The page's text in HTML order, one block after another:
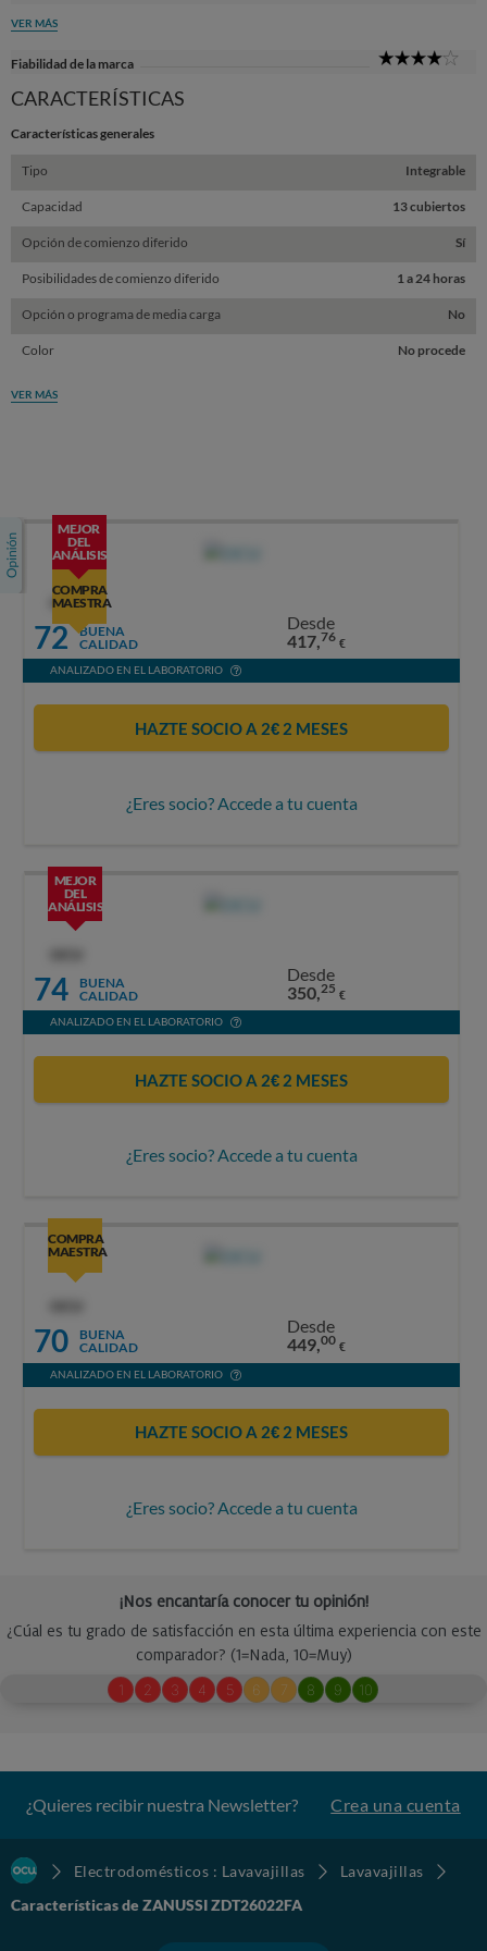
VER MÁS
Fiabilidad de la marca
CARACTERÍSTICAS
Características generales
Tipo Integrable
Capacidad 13 cubiertos
Opción de comienzo diferido Sí
Posibilidades de comienzo diferido 1 a 24 horas
Opción o programa de media carga No
Color No procede
VER MÁS
MEJOR
DEL
ANÁLISIS
COMPRA
MAESTRA
OCU
72 BUENA
CALIDAD
Desde
417,76 €
ANALIZADO EN EL LABORATORIO
HAZTE SOCIO A 2€ 2 MESES
¿Eres socio? Accede a tu cuenta
MEJOR
DEL
ANÁLISIS
74
BUENA
CALIDAD
Desde
350,25 €
ANALIZADO EN EL LABORATORIO
HAZTE SOCIO A 2€ 2 MESES
¿Eres socio? Accede a tu cuenta
COMPRA
MAESTRA
70
BUENA
CALIDAD
Desde
449,00 €
ANALIZADO EN EL LABORATORIO
HAZTE SOCIO A 2€ 2 MESES
¿Eres socio? Accede a tu cuenta
¿Quieres recibir nuestra Newsletter? Crea una cuenta
Electrodomésticos : Lavavajillas
Lavavajillas
Características de ZANUSSI ZDT26022FA